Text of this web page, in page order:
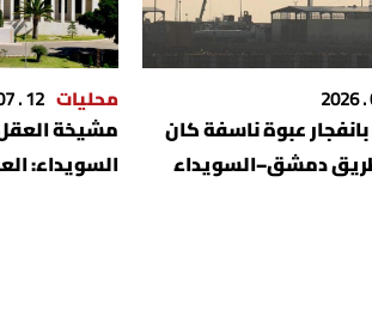
عبوة ناسفة كان
دمشق–السويداء
محليات 12 . 07 . 2026
مشيخة العقل
السويداء: